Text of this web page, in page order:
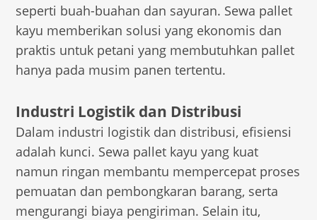
seperti buah-buahan dan sayuran. Sewa pallet
kayu memberikan solusi yang ekonomis dan
praktis untuk petani yang membutuhkan pallet
hanya pada musim panen tertentu.
Industri Logistik dan Distribusi
Dalam industri logistik dan distribusi, efisiensi
adalah kunci. Sewa pallet kayu yang kuat
namun ringan membantu mempercepat proses
pemuatan dan pembongkaran barang, serta
mengurangi biaya pengiriman. Selain itu,